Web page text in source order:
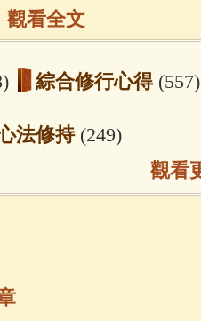
觀看全文
綜合修行心得 (557)
法修持 (249)
文殊菩薩(165)
觀看